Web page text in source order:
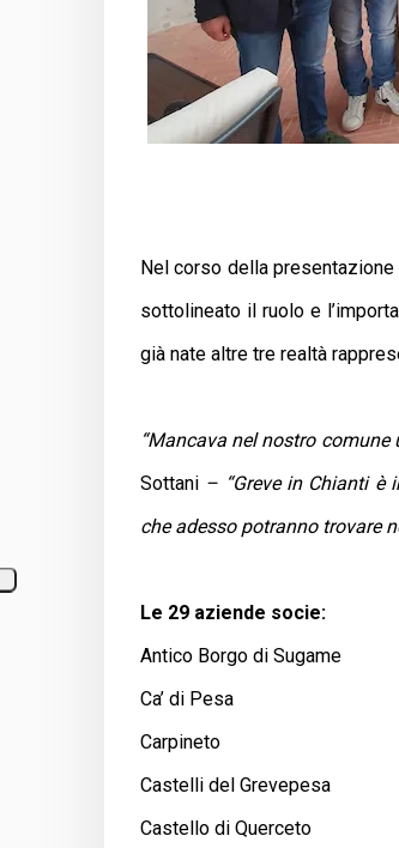
Nel corso della presentazione
sottolineato il ruolo e
già nate altre tre realtà
“Mancava nel nostro
Sottani – “Greve in Chianti è
che adesso potranno trovare
Le 29 aziende socie:
Antico Borgo di Sugame
Ca’ di Pesa
Carpineto
Castelli del Grevepesa
Castello di Querceto